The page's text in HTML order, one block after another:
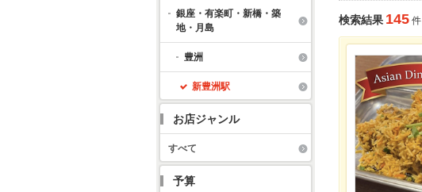
銀座・有楽町・新橋・築
地・月島
豊洲
新豊洲駅
お店ジャンル
すべて
予算
検索結果 145 件